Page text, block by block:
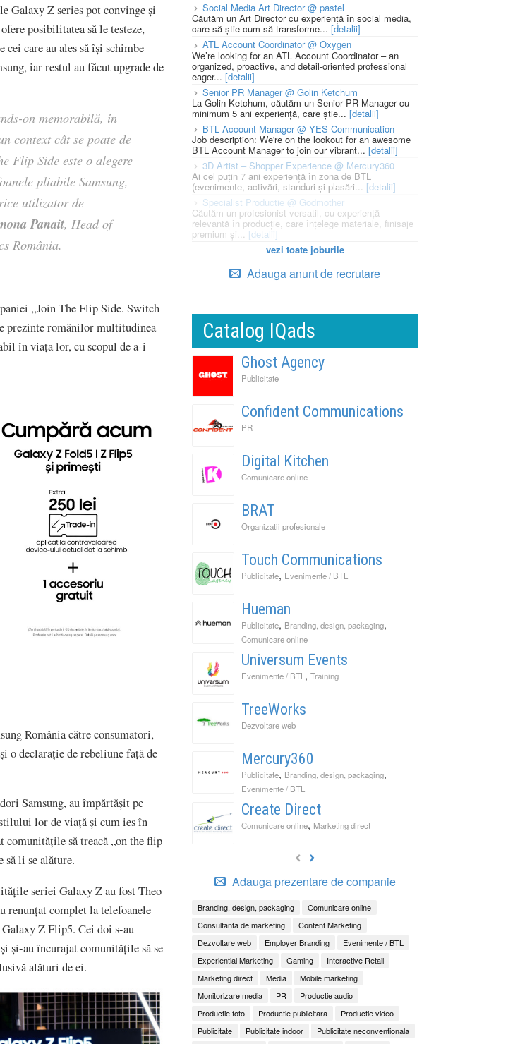
Galaxy Z series pot convinge și
posibilitatea să le testeze,
care au ales să își schimbe
iar restul au făcut upgrade de
on memorabilă, în
context cât se poate de
Flip Side este o alegere
pliabile Samsung,
utilizator de
Panait, Head of
România.
,,Join The Flip Side. Switch
prezinte românilor multitudinea
în viața lor, cu scopul de a-i
România către consumatori,
o declarație de rebeliune față de
Samsung, au împărtășit pe
lor de viață și cum ies în
să treacă „on the flip
să li se alăture.
seriei Galaxy Z au fost Theo
renunțat complet la telefoanele
Z Flip5. Cei doi s-au
și-au încurajat comunitățile să se
alături de ei.
Social Media Art Director @ pastel
Căutăm un Art Director cu experiență în social media,
care să știe cum să transforme... [detalii]
ATL Account Coordinator @ Oxygen
We’re looking for an ATL Account Coordinator – an
organized, proactive, and detail-oriented professional
eager... [detalii]
Senior PR Manager @ Golin Ketchum
La Golin Ketchum, căutăm un Senior PR Manager cu
minimum 5 ani experiență, care știe... [detalii]
BTL Account Manager @ YES Communication
Job description: We're on the lookout for an awesome
BTL Account Manager to join our vibrant... [detalii]
3D Artist – Shopper Experience @ Mercury360
Ai cel puțin 7 ani experiență în zona de BTL
(evenimente, activări, standuri și plasări... [detalii]
Specialist Productie @ Godmother
Căutăm un profesionist versatil, cu experiență
relevantă în producție, care înțelege materiale, finisaje
premium și... [detalii]
vezi toate joburile
Adauga anunt de recrutare
Catalog IQads
Ghost Agency
Publicitate
Confident Communications
PR
Digital Kitchen
Comunicare online
BRAT
Organizatii profesionale
Touch Communications
Publicitate, Evenimente / BTL
Hueman
Publicitate, Branding, design, packaging,
Comunicare online
Universum Events
Evenimente / BTL , Training
TreeWorks
Dezvoltare web
Mercury360
Publicitate, Branding, design, packaging,
Evenimente / BTL
Create Direct
Comunicare online, Marketing direct
Adauga prezentare de companie
Branding, design, packaging
Comunicare online
Consultanta de marketing
Content Marketing
Dezvoltare web
Employer Branding
Evenimente / BTL
Experiential Marketing
Gaming
Interactive Retail
Marketing direct
Media
Mobile marketing
Monitorizare media
PR
Productie audio
Productie foto
Productie publicitara
Productie video
Publicitate
Publicitate indoor
Publicitate neconventionala